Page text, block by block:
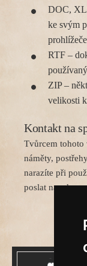
DOC,
ke svým
RTF –
ZIP –
velikosti
Kontakt na
Tvůrcem tohoto
náměty,
narazíte při
poslat na